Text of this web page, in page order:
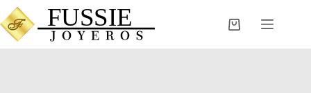
Saltar
al
contenido
Carro